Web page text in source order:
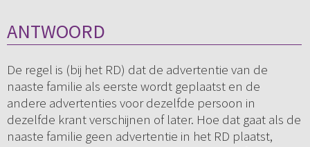
ANTWOORD
De regel is (bij het RD) dat de advertentie van de
naaste familie als eerste wordt geplaatst en de
andere advertenties voor dezelfde persoon in
dezelfde krant verschijnen of later. Hoe dat gaat als de
naaste familie geen advertentie in het RD plaatst,